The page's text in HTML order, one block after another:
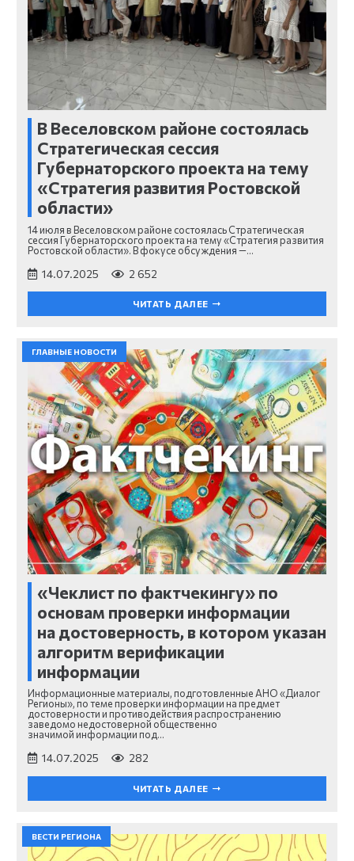
В Веселовском районе состоялась
Стратегическая сессия
Губернаторского проекта на тему
«Стратегия развития Ростовской
области»
14 июля в Веселовском районе состоялась Стратегическая
сессия Губернаторского проекта на тему «Стратегия развития
Ростовской области». В фокусе обсуждения —…
14.07.2025 2 652
ЧИТАТЬ ДАЛЕЕ
ГЛАВНЫЕ НОВОСТИ
«Чеклист по фактчекингу» по
основам проверки информации
на достоверность, в котором указан
алгоритм верификации
информации
Информационные материалы, подготовленные АНО «Диалог
Регионы», по теме проверки информации на предмет
достоверности и противодействия распространению
заведомо недостоверной общественно
значимой информации под…
14.07.2025 282
ЧИТАТЬ ДАЛЕЕ
ВЕСТИ РЕГИОНА